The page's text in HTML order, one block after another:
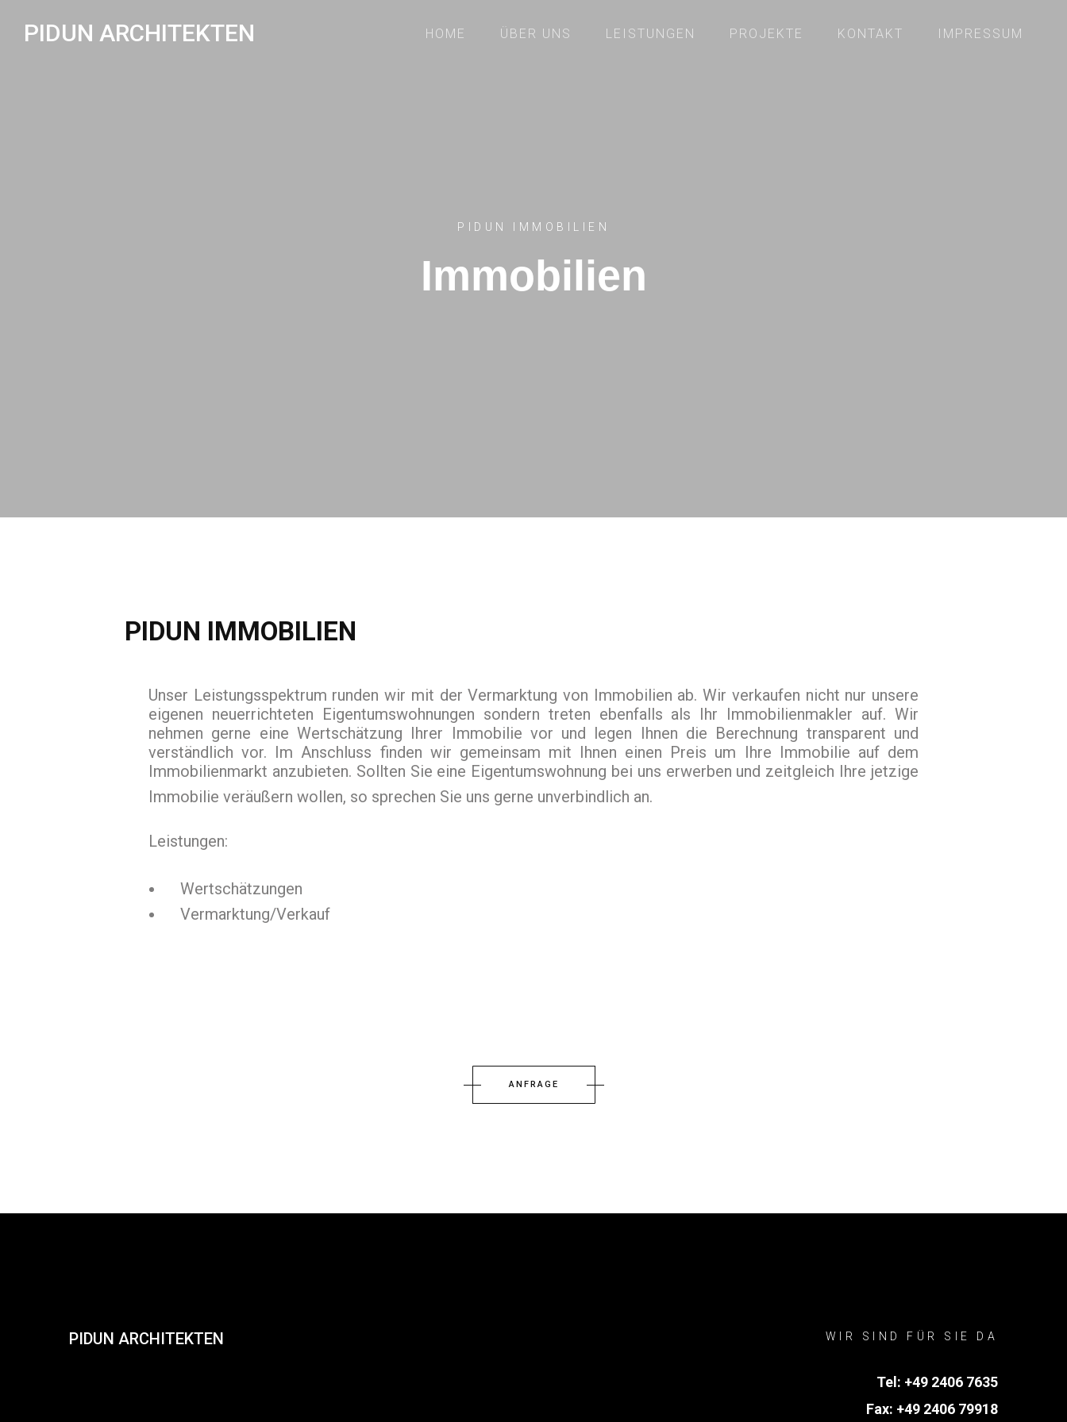
PIDUN ARCHITEKTEN HOME ÜBER UNS LEISTUNGEN PROJEKTE KONTAKT IMPRESSUM
PIDUN IMMOBILIEN
Immobilien
PIDUN IMMOBILIEN
Unser Leistungsspektrum runden wir mit der Vermarktung von Immobilien ab. Wir verkaufen nicht nur unsere
eigenen neuerrichteten Eigentumswohnungen sondern treten ebenfalls als Ihr Immobilienmakler auf. Wir
nehmen gerne eine Wertschätzung Ihrer Immobilie vor und legen Ihnen die Berechnung transparent und
verständlich vor. Im Anschluss finden wir gemeinsam mit Ihnen einen Preis um Ihre Immobilie auf dem
Immobilienmarkt anzubieten. Sollten Sie eine Eigentumswohnung bei uns erwerben und zeitgleich Ihre jetzige
Immobilie veräußern wollen, so sprechen Sie uns gerne unverbindlich an.
Leistungen:
Wertschätzungen
Vermarktung/Verkauf
ANFRAGE
PIDUN ARCHITEKTEN WIR SIND FÜR SIE DA
Tel: +49 2406 7635
Fax: +49 2406 79918